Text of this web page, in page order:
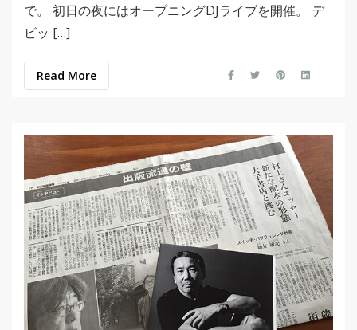
で。 初日の夜にはオープニングDJライブを開催。 デ
ビッ […]
Read More